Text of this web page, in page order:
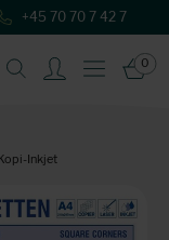
+45 70 70 7 42 7
0
Inkjet